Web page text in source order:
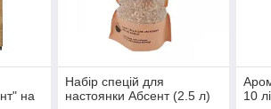
на
Набір спецій для
настоянки Абсент (2.5 л)
10